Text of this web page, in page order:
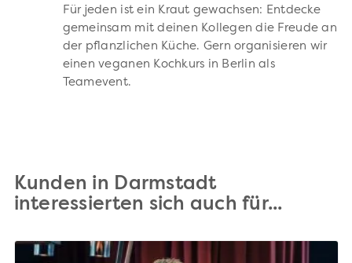
Für jeden ist ein Kraut gewachsen: Entdecke
gemeinsam mit deinen Kollegen die Freude an
der pflanzlichen Küche. Gern organisieren wir
einen veganen Kochkurs in Berlin als
Teamevent.
Kunden in Darmstadt
interessierten sich auch für...